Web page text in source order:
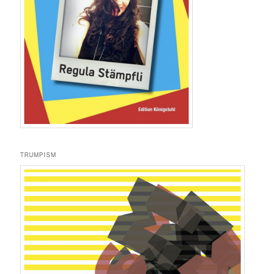
TRUMPISM